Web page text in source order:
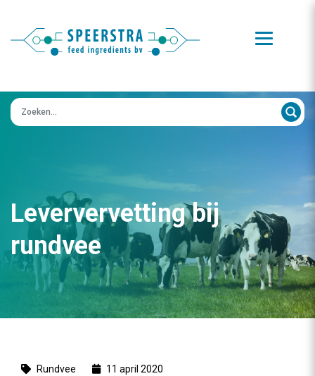
Zoeken op:
Leververvetting bij
rundvee
Rundvee 11 april 2020